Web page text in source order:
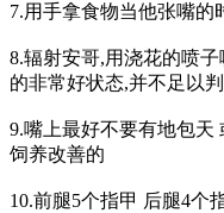
7.用手拿食物当他张嘴的
8.辐射安哥,用浇花的喷
的非常好状态,并不足以
9.嘴上最好不要有地包天
饲养改善的
10.前腿5个指甲 后腿4个